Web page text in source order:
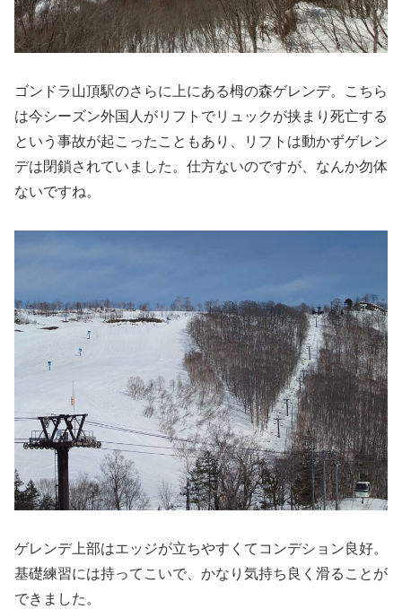
ゴンドラ山頂駅のさらに上にある栂の森ゲレンデ。こちら
は今シーズン外国人がリフトでリュックが挟まり死亡する
という事故が起こったこともあり、リフトは動かずゲレン
デは閉鎖されていました。仕方ないのですが、なんか勿体
ないですね。
ゲレンデ上部はエッジが立ちやすくてコンデション良好。
基礎練習には持ってこいで、かなり気持ち良く滑ることが
できました。